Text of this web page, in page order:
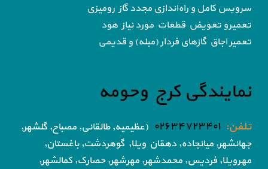
سرویس کامل و راه‌اندازی مجدد گاز رومیزی
تعمیرو تعویض قطعات مورد نیاز هود
تعمیر اجاق گاز‌های فردار (مبله) و قدیمی
نمایندگی کرج وحومه
تلفن: ۰۲۶۳۴۷۲۳۴۰۱
(عظیمیه, طالقانی, مصباح, گلشهر,
جهانشهر, میانجاده, دهقان ویلا, گوهردشت, باغستان,
مهرویلا, فردیس, محمدشهر, مهرشهر, حصارک, کمالشهر,